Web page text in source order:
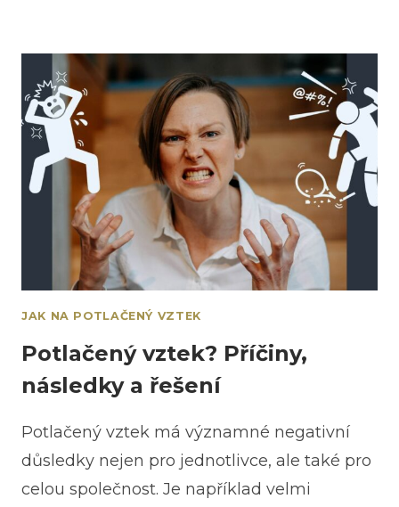
JAK NA POTLAČENÝ VZTEK
Potlačený vztek? Příčiny,
následky a řešení
Potlačený vztek má významné negativní
důsledky nejen pro jednotlivce, ale také pro
celou společnost. Je například velmi